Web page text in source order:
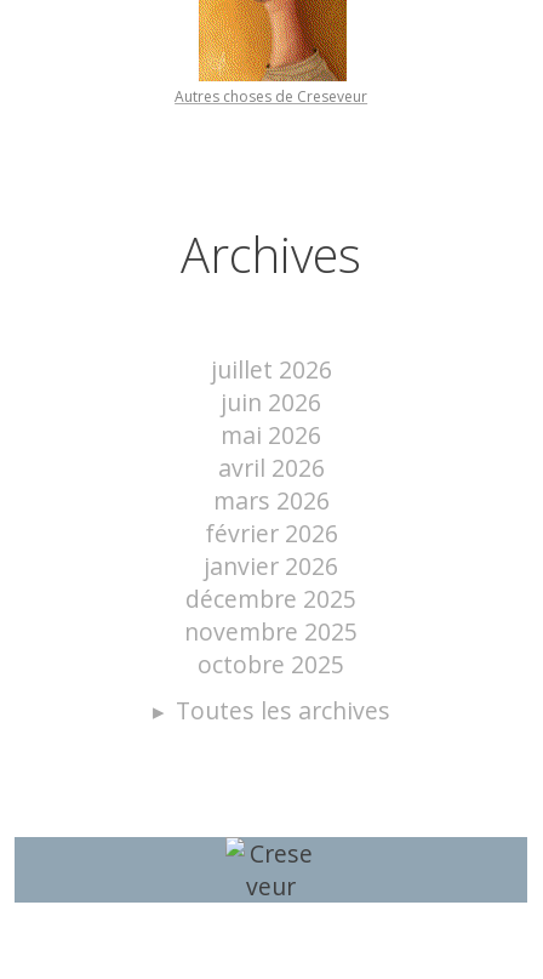
Autres choses de Creseveur
Archives
juillet 2026
juin 2026
mai 2026
avril 2026
mars 2026
février 2026
janvier 2026
décembre 2025
novembre 2025
octobre 2025
Toutes les archives